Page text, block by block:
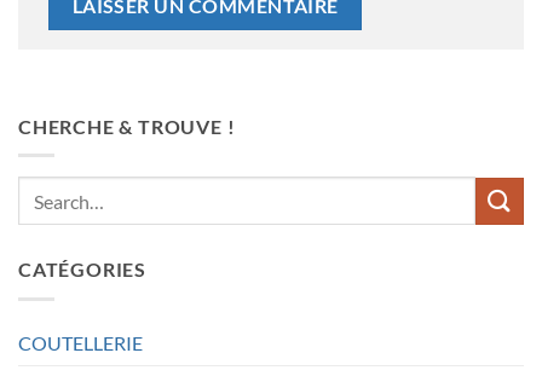
CHERCHE & TROUVE !
CATÉGORIES
COUTELLERIE